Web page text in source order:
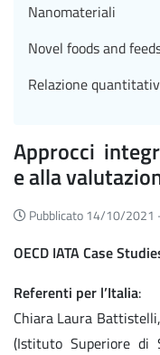
Approcci
e alla
Pubblicato 14/10/2021
OECD IATA Case
Referenti per l’Italia:
Chiara Laura
(Istituto Superiore di
Nanomateriali
Novel foods and
Relazione